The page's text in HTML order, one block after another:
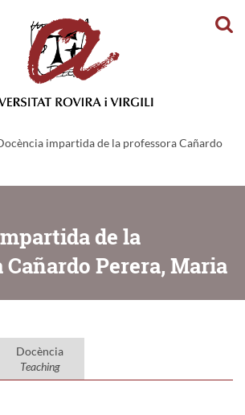
impartida de la professora Cañardo
de la
Perera, Maria
Docència
Teaching